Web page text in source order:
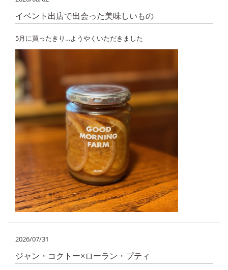
イベント出店で出会った美味しいもの
5月に買ったきり…ようやくいただきました
2026/07/31
ジャン・コクトー×ローラン・プティ